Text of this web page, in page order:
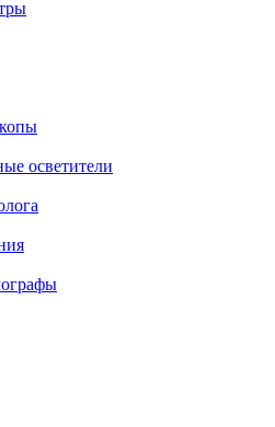
осветители